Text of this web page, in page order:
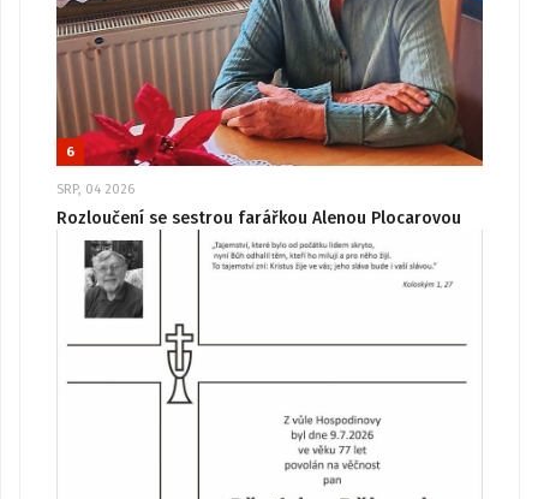
6
SRP, 04 2026
Rozloučení se sestrou farářkou Alenou Plocarovou